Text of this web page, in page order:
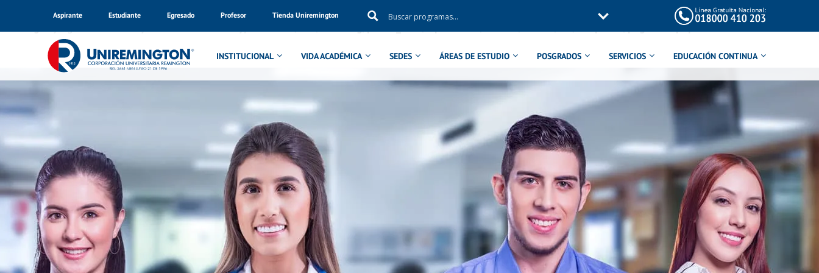
Aspirante Estudiante Egresado Profesor Tienda Uniremington
INSTITUCIONAL VIDA ACADÉMICA SEDES ÁREAS DE ESTUDIO POSGRADOS SERVICIOS EDUCACIÓN CONTINUA
/aux/uniremig/public_html/wp-content/themes/eduma/inc/templates/page-title.php on line 114
Inicio